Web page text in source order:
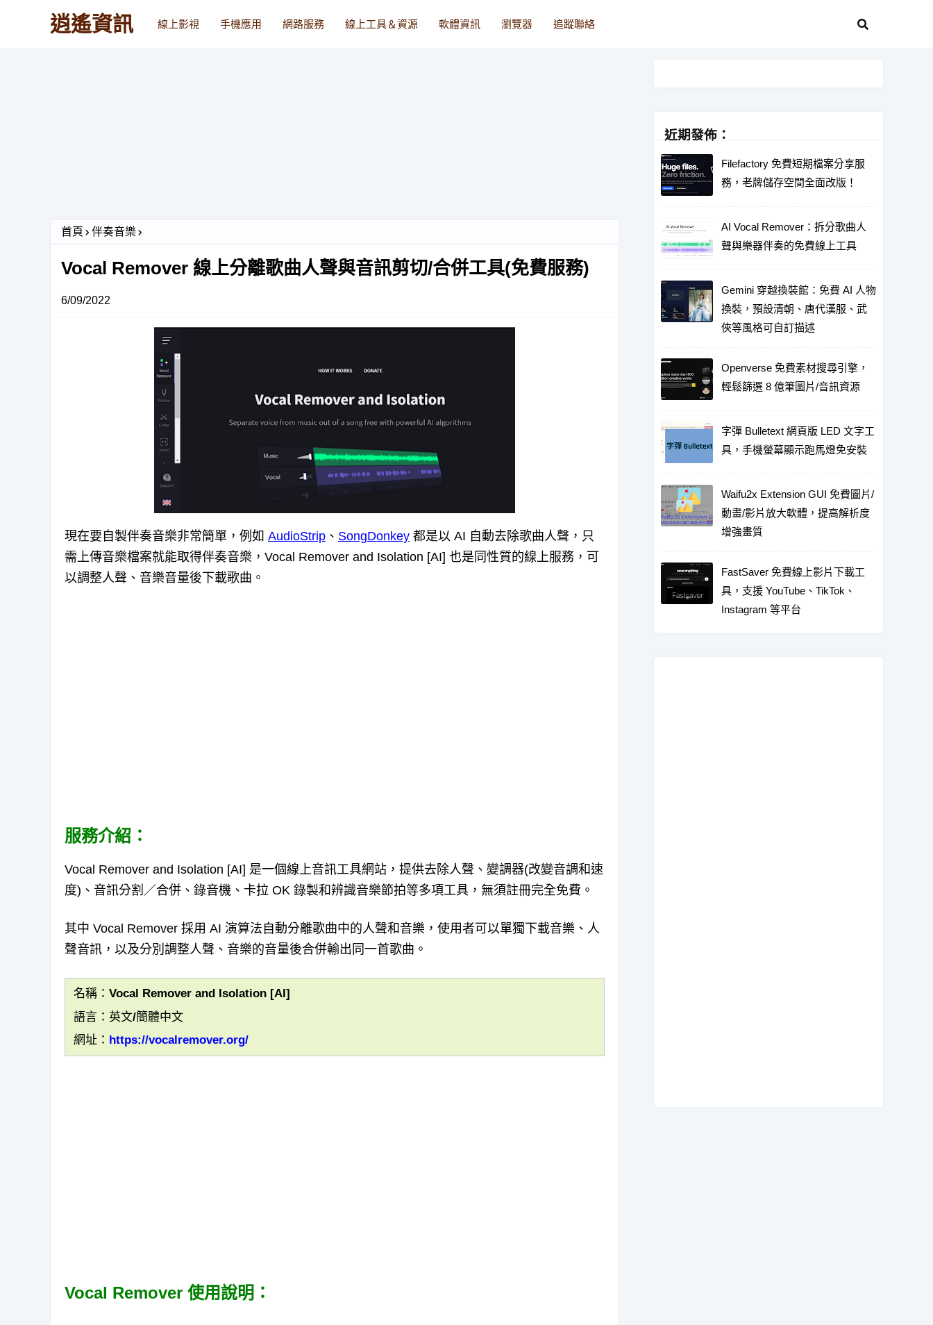
逍遙資訊 線上影視 手機應用 網路服務 線上工具＆資源 軟體資訊 瀏覽器 追蹤聯絡
首頁 伴奏音樂
Vocal Remover 線上分離歌曲人聲與音訊剪切/合併工具(免費服務)
6/09/2022
現在要自製伴奏音樂非常簡單，例如 AudioStrip 、 SongDonkey 都是以 AI 自動去除歌曲人聲，只
需上傳音樂檔案就能取得伴奏音樂，Vocal Remover and Isolation [AI] 也是同性質的線上服務，可
以調整人聲、音樂音量後下載歌曲。
服務介紹：
Vocal Remover and Isolation [AI] 是一個線上音訊工具網站，提供去除人聲、變調器(改變音調和速
度)、音訊分割／合併、錄音機、卡拉 OK 錄製和辨識音樂節拍等多項工具，無須註冊完全免費。
其中 Vocal Remover 採用 AI 演算法自動分離歌曲中的人聲和音樂，使用者可以單獨下載音樂、人
聲音訊，以及分別調整人聲、音樂的音量後合併輸出同一首歌曲。
名稱：Vocal Remover and Isolation [AI]
語言：英文/簡體中文
網址： https://vocalremover.org/
Vocal Remover 使用說明：
近期發佈：
Filefactory 免費短期檔案分享服
務，老牌儲存空間全面改版！
AI Vocal Remover：拆分歌曲人
聲與樂器伴奏的免費線上工具
Gemini 穿越換裝館：免費 AI 人物
換裝，預設清朝、唐代漢服、武
俠等風格可自訂描述
Openverse 免費素材搜尋引擎，
輕鬆篩選 8 億筆圖片/音訊資源
字彈 Bulletext 網頁版 LED 文字工
具，手機螢幕顯示跑馬燈免安裝
Waifu2x Extension GUI 免費圖片/
動畫/影片放大軟體，提高解析度
增強畫質
FastSaver 免費線上影片下載工
具，支援 YouTube、TikTok、
Instagram 等平台